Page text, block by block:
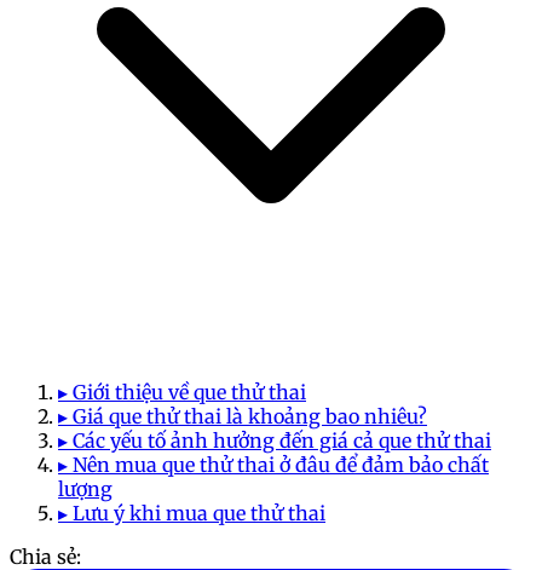
▸ Giới thiệu về que thử thai
▸ Giá que thử thai là khoảng bao nhiêu?
▸ Các yếu tố ảnh hưởng đến giá cả que thử thai
▸ Nên mua que thử thai ở đâu để đảm bảo chất
lượng
▸ Lưu ý khi mua que thử thai
Chia sẻ: